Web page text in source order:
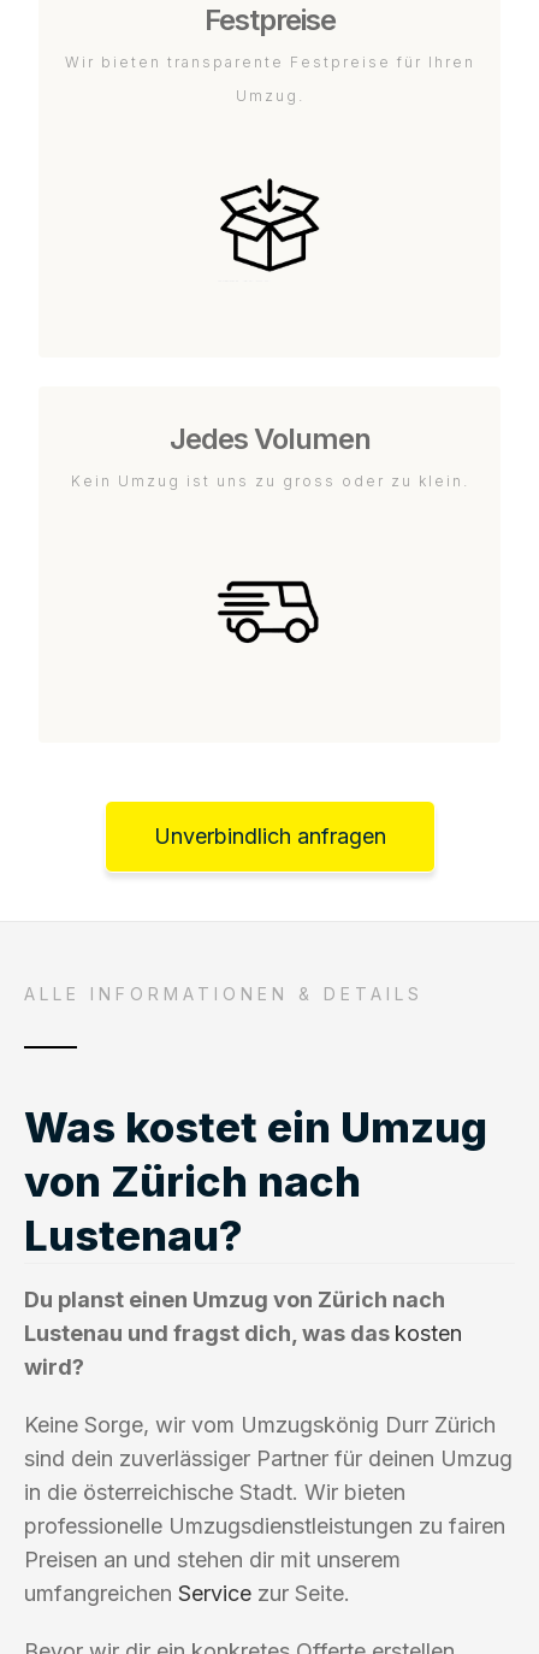
Festpreise
Wir bieten transparente Festpreise für Ihren
Umzug.
Jedes Volumen
Kein Umzug ist uns zu gross oder zu klein.
Unverbindlich anfragen
ALLE INFORMATIONEN & DETAILS
Was kostet ein Umzug
von Zürich nach
Lustenau?
Du planst einen Umzug von Zürich nach
Lustenau und fragst dich, was das kosten
wird?
Keine Sorge, wir vom Umzugskönig Durr Zürich
sind dein zuverlässiger Partner für deinen Umzug
in die österreichische Stadt. Wir bieten
professionelle Umzugsdienstleistungen zu fairen
Preisen an und stehen dir mit unserem
umfangreichen Service zur Seite.